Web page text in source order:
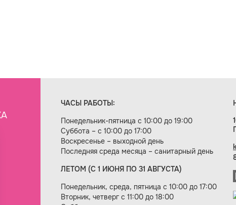
ЧАСЫ РАБОТЫ:
Понедельник-пятница с 10:00 до 19:00
Суббота – с 10:00 до 17:00
Воскресенье – выходной день
Последняя среда месяца – санитарный день
ЛЕТОМ (С 1 ИЮНЯ ПО 31 АВГУСТА)
Понедельник, среда, пятница с 10:00 до 17:00
Вторник, четверг с 11:00 до 18:00
сайта — веб-студия «Цифровой век»